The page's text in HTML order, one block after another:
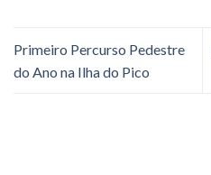
Primeiro Percurso Pedestre
do Ano na Ilha do Pico